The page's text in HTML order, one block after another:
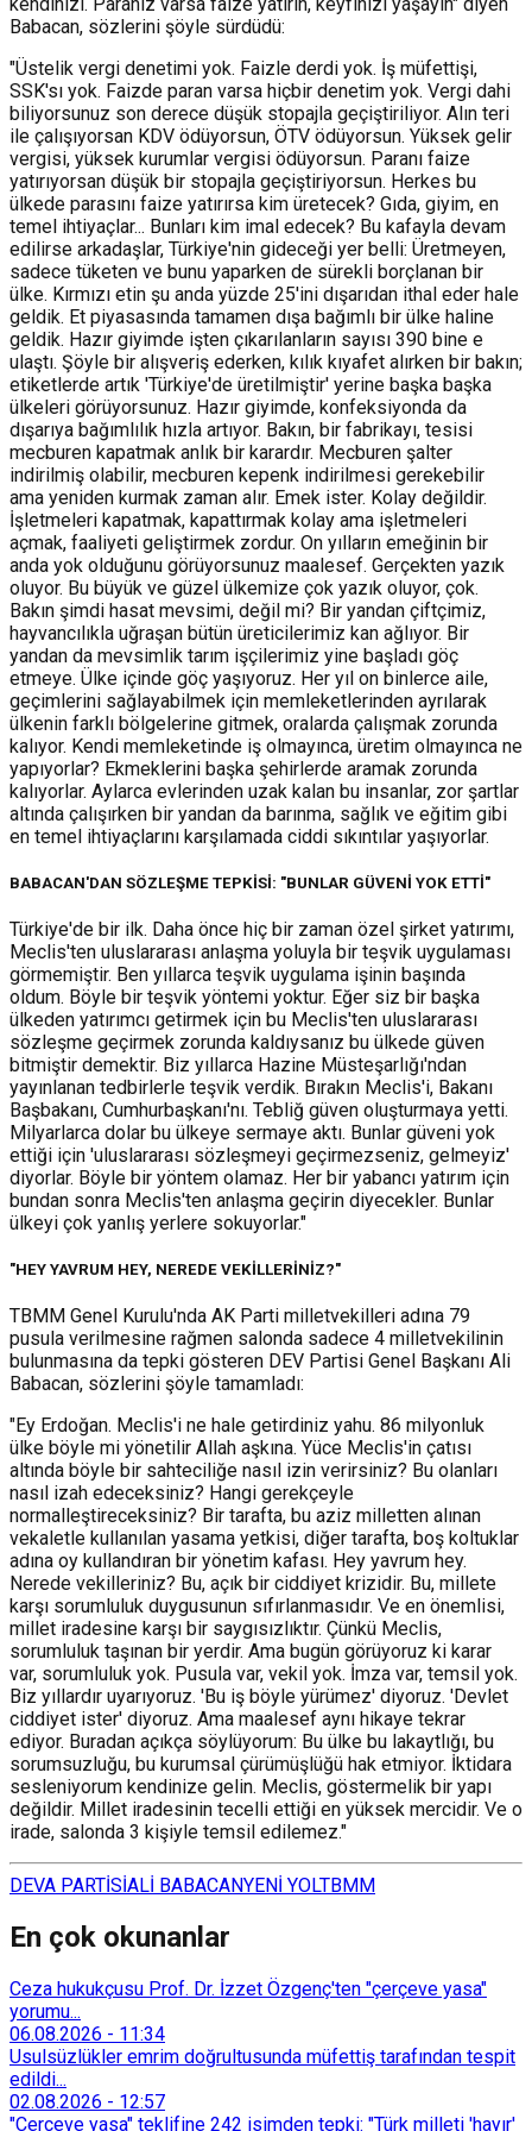
Babacan, sözlerini şöyle sürdüdü:
"Üstelik vergi denetimi yok. Faizle derdi yok. İş müfettişi,
SSK'sı yok. Faizde paran varsa hiçbir denetim yok. Vergi dahi
biliyorsunuz son derece düşük stopajla geçiştiriliyor. Alın teri
ile çalışıyorsan KDV ödüyorsun, ÖTV ödüyorsun. Yüksek gelir
vergisi, yüksek kurumlar vergisi ödüyorsun. Paranı faize
yatırıyorsan düşük bir stopajla geçiştiriyorsun. Herkes bu
ülkede parasını faize yatırırsa kim üretecek? Gıda, giyim, en
temel ihtiyaçlar... Bunları kim imal edecek? Bu kafayla devam
edilirse arkadaşlar, Türkiye'nin gideceği yer belli: Üretmeyen,
sadece tüketen ve bunu yaparken de sürekli borçlanan bir
ülke. Kırmızı etin şu anda yüzde 25'ini dışarıdan ithal eder hale
geldik. Et piyasasında tamamen dışa bağımlı bir ülke haline
geldik. Hazır giyimde işten çıkarılanların sayısı 390 bine e
ulaştı. Şöyle bir alışveriş ederken, kılık kıyafet alırken bir bakın;
etiketlerde artık 'Türkiye'de üretilmiştir' yerine başka başka
ülkeleri görüyorsunuz. Hazır giyimde, konfeksiyonda da
dışarıya bağımlılık hızla artıyor. Bakın, bir fabrikayı, tesisi
mecburen kapatmak anlık bir karardır. Mecburen şalter
indirilmiş olabilir, mecburen kepenk indirilmesi gerekebilir
ama yeniden kurmak zaman alır. Emek ister. Kolay değildir.
İşletmeleri kapatmak, kapattırmak kolay ama işletmeleri
açmak, faaliyeti geliştirmek zordur. On yılların emeğinin bir
anda yok olduğunu görüyorsunuz maalesef. Gerçekten yazık
oluyor. Bu büyük ve güzel ülkemize çok yazık oluyor, çok.
Bakın şimdi hasat mevsimi, değil mi? Bir yandan çiftçimiz,
hayvancılıkla uğraşan bütün üreticilerimiz kan ağlıyor. Bir
yandan da mevsimlik tarım işçilerimiz yine başladı göç
etmeye. Ülke içinde göç yaşıyoruz. Her yıl on binlerce aile,
geçimlerini sağlayabilmek için memleketlerinden ayrılarak
ülkenin farklı bölgelerine gitmek, oralarda çalışmak zorunda
kalıyor. Kendi memleketinde iş olmayınca, üretim olmayınca ne
yapıyorlar? Ekmeklerini başka şehirlerde aramak zorunda
kalıyorlar. Aylarca evlerinden uzak kalan bu insanlar, zor şartlar
altında çalışırken bir yandan da barınma, sağlık ve eğitim gibi
en temel ihtiyaçlarını karşılamada ciddi sıkıntılar yaşıyorlar.
BABACAN'DAN SÖZLEŞME TEPKİSİ: "BUNLAR GÜVENİ YOK ETTİ"
Türkiye'de bir ilk. Daha önce hiç bir zaman özel şirket yatırımı,
Meclis'ten uluslararası anlaşma yoluyla bir teşvik uygulaması
görmemiştir. Ben yıllarca teşvik uygulama işinin başında
oldum. Böyle bir teşvik yöntemi yoktur. Eğer siz bir başka
ülkeden yatırımcı getirmek için bu Meclis'ten uluslararası
sözleşme geçirmek zorunda kaldıysanız bu ülkede güven
bitmiştir demektir. Biz yıllarca Hazine Müsteşarlığı'ndan
yayınlanan tedbirlerle teşvik verdik. Bırakın Meclis'i, Bakanı
Başbakanı, Cumhurbaşkanı'nı. Tebliğ güven oluşturmaya yetti.
Milyarlarca dolar bu ülkeye sermaye aktı. Bunlar güveni yok
ettiği için 'uluslararası sözleşmeyi geçirmezseniz, gelmeyiz'
diyorlar. Böyle bir yöntem olamaz. Her bir yabancı yatırım için
bundan sonra Meclis'ten anlaşma geçirin diyecekler. Bunlar
ülkeyi çok yanlış yerlere sokuyorlar."
"HEY YAVRUM HEY, NEREDE VEKİLLERİNİZ?"
TBMM Genel Kurulu'nda AK Parti milletvekilleri adına 79
pusula verilmesine rağmen salonda sadece 4 milletvekilinin
bulunmasına da tepki gösteren DEV Partisi Genel Başkanı Ali
Babacan, sözlerini şöyle tamamladı:
"Ey Erdoğan. Meclis'i ne hale getirdiniz yahu. 86 milyonluk
ülke böyle mi yönetilir Allah aşkına. Yüce Meclis'in çatısı
altında böyle bir sahteciliğe nasıl izin verirsiniz? Bu olanları
nasıl izah edeceksiniz? Hangi gerekçeyle
normalleştireceksiniz? Bir tarafta, bu aziz milletten alınan
vekaletle kullanılan yasama yetkisi, diğer tarafta, boş koltuklar
adına oy kullandıran bir yönetim kafası. Hey yavrum hey.
Nerede vekilleriniz? Bu, açık bir ciddiyet krizidir. Bu, millete
karşı sorumluluk duygusunun sıfırlanmasıdır. Ve en önemlisi,
millet iradesine karşı bir saygısızlıktır. Çünkü Meclis,
sorumluluk taşınan bir yerdir. Ama bugün görüyoruz ki karar
var, sorumluluk yok. Pusula var, vekil yok. İmza var, temsil yok.
Biz yıllardır uyarıyoruz. 'Bu iş böyle yürümez' diyoruz. 'Devlet
ciddiyet ister' diyoruz. Ama maalesef aynı hikaye tekrar
ediyor. Buradan açıkça söylüyorum: Bu ülke bu lakaytlığı, bu
sorumsuzluğu, bu kurumsal çürümüşlüğü hak etmiyor. İktidara
sesleniyorum kendinize gelin. Meclis, göstermelik bir yapı
değildir. Millet iradesinin tecelli ettiği en yüksek mercidir. Ve o
irade, salonda 3 kişiyle temsil edilemez."
DEVA PARTİSİALİ BABACANYENİ YOLTBMM
En çok okunanlar
Ceza hukukçusu Prof. Dr. İzzet Özgenç'ten "çerçeve yasa"
yorumu...
06.08.2026 - 11:34
Usulsüzlükler emrim doğrultusunda müfettiş tarafından tespit
edildi...
02.08.2026 - 12:57
"Çerçeve yasa" teklifine 242 isimden tepki: "Türk milleti 'hayır'